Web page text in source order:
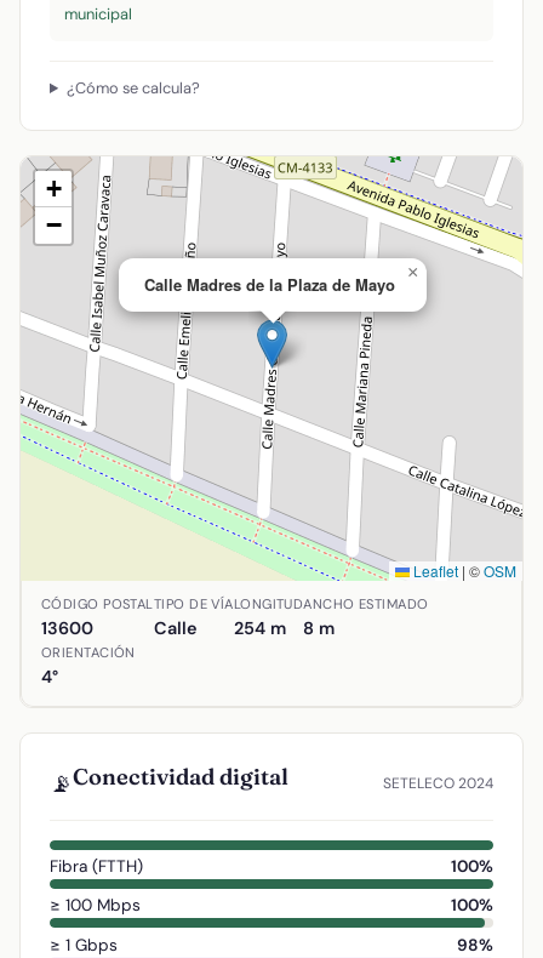
municipal
¿Cómo se calcula?
Calle Madres de la Plaza de Mayo
×
+
−
Leaflet | ©OSM
Ubicación de Calle Madres de la Plaza de Mayo en
CÓDIGO POSTAL
13600
TIPO DE VÍA
Calle
LONGITUD
254 m
ANCHO ESTIMADO
8 m
ORIENTACIÓN
4°
📡Conectividad digital SETELECO 2024
Fibra (FTTH)
100%
≥ 100 Mbps
100%
≥ 1 Gbps
98%